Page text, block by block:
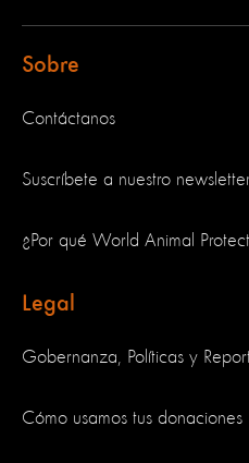
Sobre
Contáctanos
Suscríbete a nuestro
¿Por qué World Animal
Legal
Gobernanza, Políticas y
Cómo usamos tus donaciones